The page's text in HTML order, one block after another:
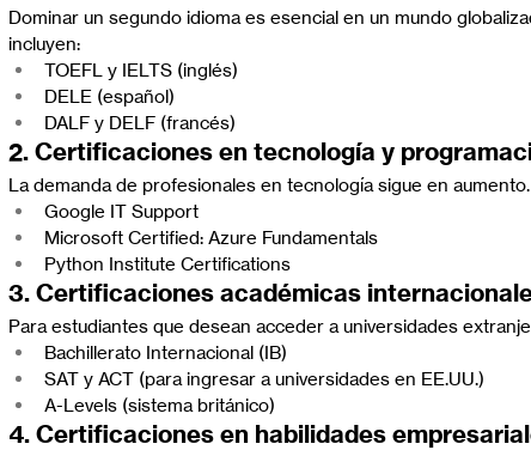
Dominar un segundo idioma es esencial en un mundo
incluyen:
TOEFL y IELTS (inglés)
DELE (español)
DALF y DELF (francés)
2. Certificaciones en tecnología y
La demanda de profesionales en tecnología sigue en
Google IT Support
Microsoft Certified: Azure Fundamentals
Python Institute Certifications
3. Certificaciones académicas
Para estudiantes que desean acceder a universidades
Bachillerato Internacional (IB)
SAT y ACT (para ingresar a universidades en EE.UU.)
A-Levels (sistema británico)
4. Certificaciones en habilidades